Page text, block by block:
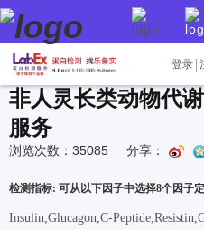
登录
非人灵长类动物代
服务
浏览次数：35085 分享：
检测指标: 可从以下因子中选择8个因子
Insulin,Glucagon,C-